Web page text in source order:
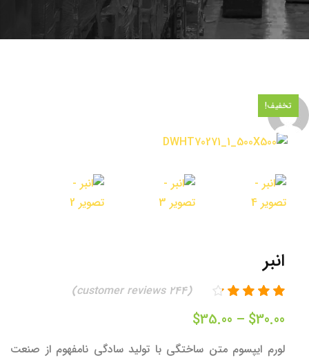
تخفیف!
انبر
(
244
customer reviews)
$30.00
–
$35.00
قیمت:
لورم ایپسوم متن ساختگی با تولید سادگی نامفهوم از صنعت